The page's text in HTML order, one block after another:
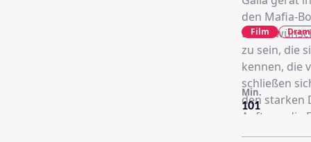
den Mafia-
Dabei
zu sein, die
kennen, die
schließen
den starken
Auftrag, die
dass sie
101
Min.
Film